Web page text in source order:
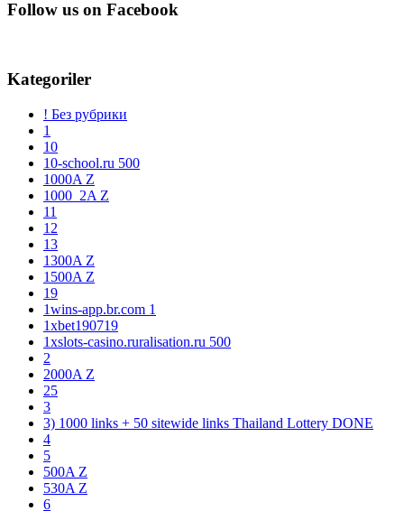
Follow us on Facebook
Kategoriler
! Без рубрики
1
10
10-school.ru 500
1000A Z
1000_2A Z
11
12
13
1300A Z
1500A Z
19
1wins-app.br.com 1
1xbet190719
1xslots-casino.ruralisation.ru 500
2
2000A Z
25
3
3) 1000 links + 50 sitewide links Thailand Lottery DONE
4
5
500A Z
530A Z
6